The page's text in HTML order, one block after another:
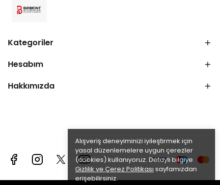
Alışveriş deneyiminizi iyileştirmek için
yasal düzenlemelere uygun çerezler
(cookies) kullanıyoruz. Detaylı bilgiye
Gizlilik ve Çerez Politikası sayfamızdan
erişebilirsiniz.
Kategoriler
Hesabım
Hakkımızda